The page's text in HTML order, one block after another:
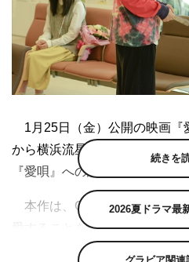
1月25日（金）公開の映画『
から横浜流星、清原果耶、飯
『愛唄』への想いを語るコメ
本作は、GReeeeNの名曲「
愛することを恐れないで」と
らのかつての実話エピソード
続きを
2026夏ドラマ最